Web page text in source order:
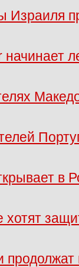
начинает
в
хотят
продолжат